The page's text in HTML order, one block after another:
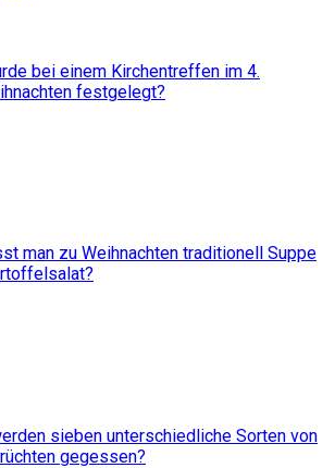
bei einem Kirchentreffen im 4.
festgelegt?
man zu Weihnachten traditionell Suppe
sieben unterschiedliche Sorten von
gegessen?